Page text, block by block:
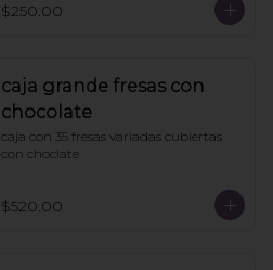
$250.00
caja grande fresas con
chocolate
caja con 35 fresas variadas cubiertas
con choclate
$520.00